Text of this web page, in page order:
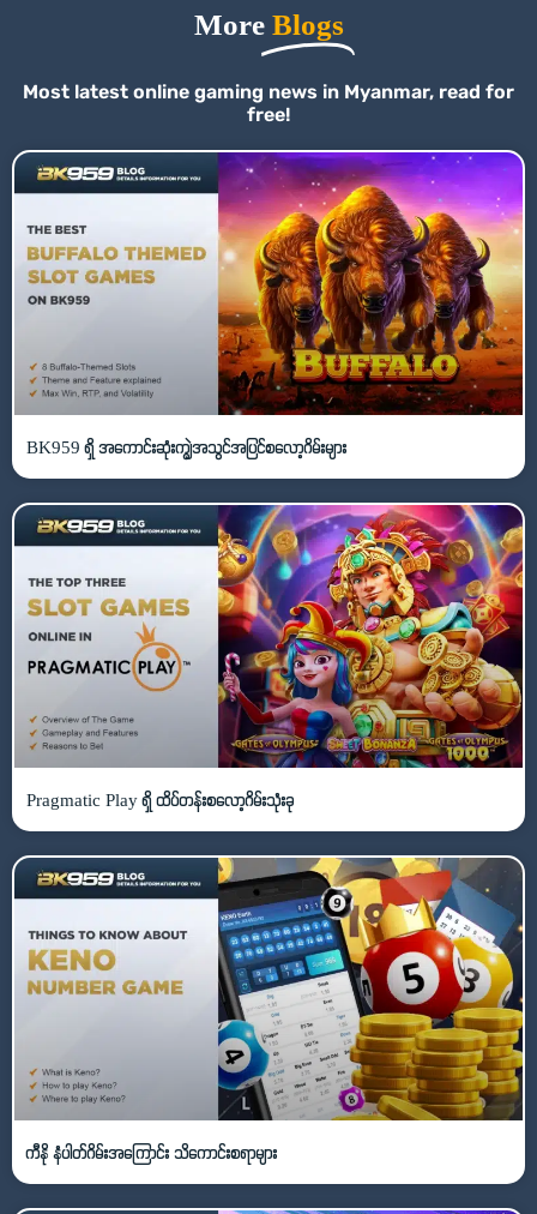
More Blogs
Most latest online gaming news in Myanmar, read for
free!
BK959 ရှိ အကောင်းဆုံးကျွဲအသွင်အပြင်စလော့ဂိမ်းများ
Pragmatic Play ရှိ ထိပ်တန်းစလော့ဂိမ်းသုံးခု
ကီနို နံပါတ်ဂိမ်းအကြောင်း သိကောင်းစရာများ